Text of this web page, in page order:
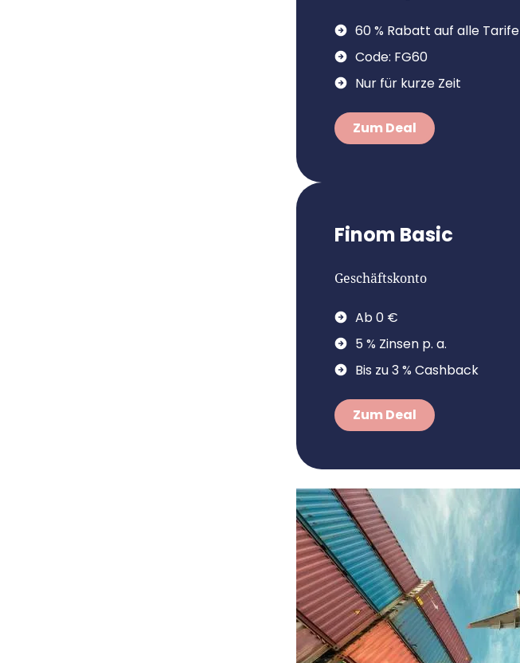
60 % Rabatt auf alle Tarife
Code: FG60
Nur für kurze Zeit
Zum Deal
Finom Basic
Geschäftskonto
Ab 0 €
5 % Zinsen p. a.
Bis zu 3 % Cashback
Zum Deal